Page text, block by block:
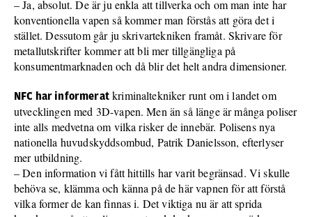
– Ja, absolut. De är ju enkla att tillverka och om man inte har
konventionella vapen så kommer man förstås att göra det i
stället. Dessutom går ju skrivartekniken framåt. Skrivare för
metallutskrifter kommer att bli mer tillgängliga på
konsumentmarknaden och då blir det helt andra dimensioner.
NFC har informeratkriminaltekniker runt om i landet om
utvecklingen med 3D-vapen. Men än så länge är många poliser
inte alls medvetna om vilka risker de innebär. Polisens nya
nationella huvudskyddsombud, Patrik Danielsson, efterlyser
mer utbildning.
– Den information vi fått hittills har varit begränsad. Vi skulle
behöva se, klämma och känna på de här vapnen för att förstå
vilka former de kan finnas i. Det viktiga nu är att sprida